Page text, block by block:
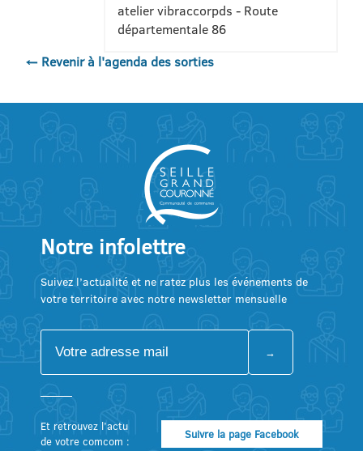
atelier vibraccorpds - Route
départementale 86
← Revenir à l'agenda des sorties
Notre infolettre
Suivez l’actualité et ne ratez plus les événements de
votre territoire avec notre newsletter mensuelle
Et retrouvez l’actu
de votre comcom :
Suivre la page Facebook